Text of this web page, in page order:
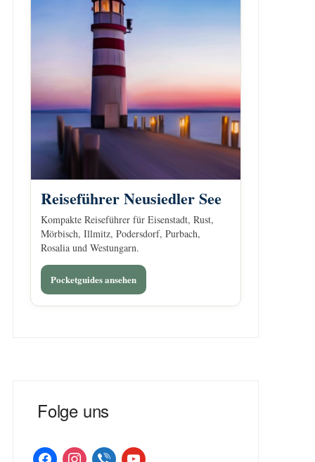
Reiseführer Neusiedler See
Kompakte Reiseführer für Eisenstadt, Rust,
Mörbisch, Illmitz, Podersdorf, Purbach,
Rosalia und Westungarn.
Pocketguides ansehen
Folge uns
facebookinstagramviber youtube